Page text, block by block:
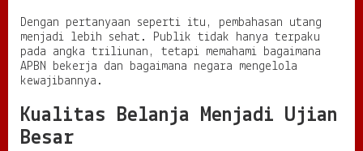
Dengan pertanyaan seperti itu, pembahasan utang
menjadi lebih sehat. Publik tidak hanya terpaku
pada angka triliunan, tetapi memahami bagaimana
APBN bekerja dan bagaimana negara mengelola
kewajibannya.
Kualitas Belanja Menjadi Ujian
Besar